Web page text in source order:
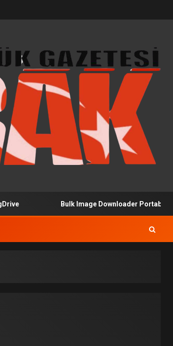
Bulk Image Downloader Portable + Product